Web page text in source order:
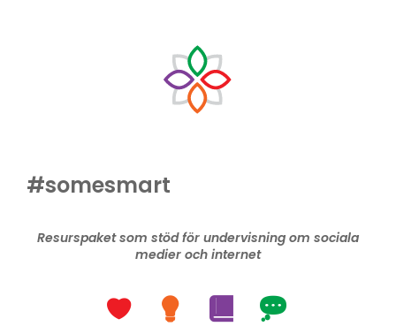
#somesmart
Resurspaket som stöd för undervisning om sociala
medier och internet